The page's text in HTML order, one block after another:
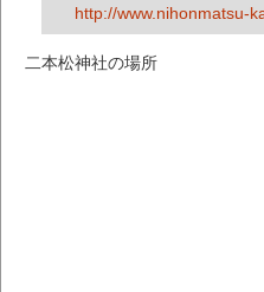
http://www.nihonmatsu-
二本松神社の場所